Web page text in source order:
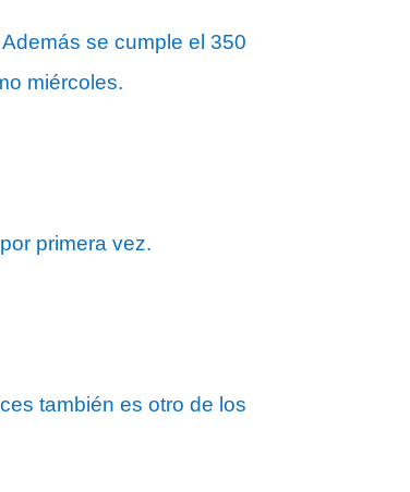
se cumple el 350
miércoles.
primera vez.
también es otro de los